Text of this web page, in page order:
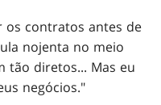
os contratos antes de
nojenta no meio
tão diretos... Mas eu
negócios."